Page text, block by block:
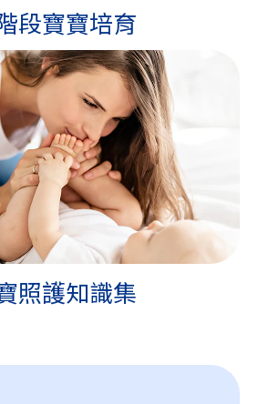
段寶寶培育
照護知識集